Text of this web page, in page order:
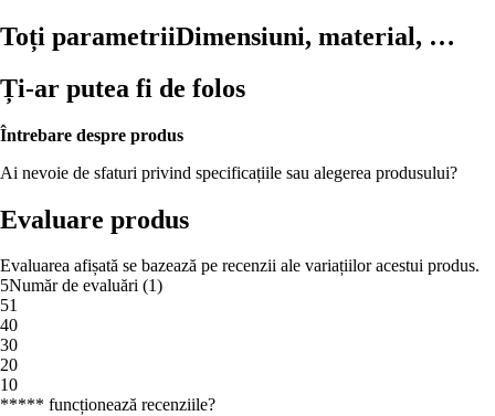
Toți parametriiDimensiuni, material, …
Ți-ar putea fi de folos
Întrebare despre produs
Ai nevoie de sfaturi privind specificațiile sau alegerea produsului?
Evaluare produs
Evaluarea afișată se bazează pe recenzii ale variațiilor acestui produs.
5Număr de evaluări (1)
51
40
30
20
10
***** funcționează recenziile?